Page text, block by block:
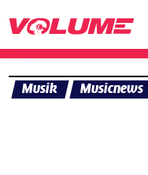
Musik Musicnews